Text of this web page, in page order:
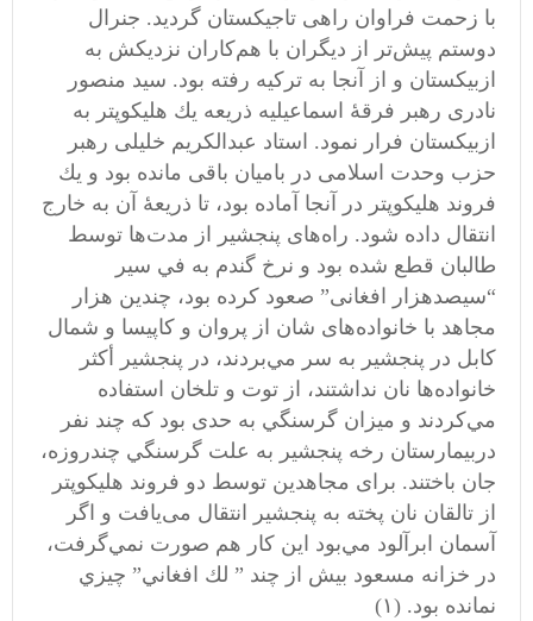
با زحمت فراوان راهى تاجیکستان گرديد. جنرال
دوستم پيش‌تر از ديگران با هم‌كاران نزديكش به
ازبیکستان و از آنجا به تركيه رفته بود. سيد منصور
نادرى رهبر فرقۀ اسماعيليه ذريعه يك هليكوپتر به
ازبیکستان فرار نمود. استاد عبدالكريم خليلى رهبر
حزب وحدت اسلامى در باميان باقى مانده بود و يك
فروند هليكوپتر در آنجا آماده بود، تا ذريعۀ آن به خارج
انتقال داده شود. راه‌های پنجشير از مدت‌ها توسط
طالبان قطع شده بود و نرخ گندم به في سير
“سيصدهزار افغانی” صعود کرده بود، چندين هزار
مجاهد با خانواده‌های شان از پروان و كاپيسا و شمال
كابل در پنجشير به سر مي‌بردند، در پنجشير أكثر
خانواده‌ها نان نداشتند، از توت و تلخان استفاده
مي‌كردند و ميزان گرسنگي به حدی بود كه چند نفر
دربيمارستان رخه پنجشير به علت گرسنگي چندروزه،
جان باختند. برای مجاهدين توسط دو فروند هليكوپتر
از تالقان نان پخته به پنجشير انتقال می‌يافت و اگر
آسمان ابرآلود مي‌بود اين كار هم صورت نمي‌گرفت،
در خزانه مسعود بيش از چند ” لك افغاني” چيزي
نمانده بود. (۱)